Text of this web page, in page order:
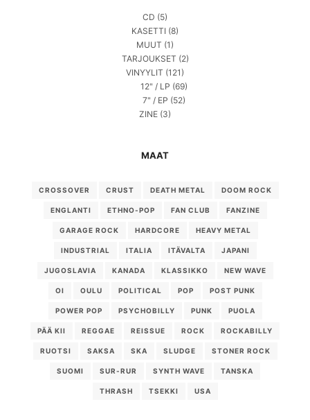
CD (5)
KASETTI (8)
MUUT (1)
TARJOUKSET (2)
VINYYLIT (121)
12" / LP (69)
7" / EP (52)
ZINE (3)
MAAT
CROSSOVER CRUST DEATH METAL DOOM ROCK
ENGLANTI ETHNO-POP FAN CLUB FANZINE
GARAGE ROCK HARDCORE HEAVY METAL
INDUSTRIAL ITALIA ITÄVALTA JAPANI
JUGOSLAVIA KANADA KLASSIKKO NEW WAVE
OI OULU POLITICAL POP POST PUNK
POWER POP PSYCHOBILLY PUNK PUOLA
PÄÄ KII REGGAE REISSUE ROCK ROCKABILLY
RUOTSI SAKSA SKA SLUDGE STONER ROCK
SUOMI SUR-RUR SYNTH WAVE TANSKA
THRASH TSEKKI USA